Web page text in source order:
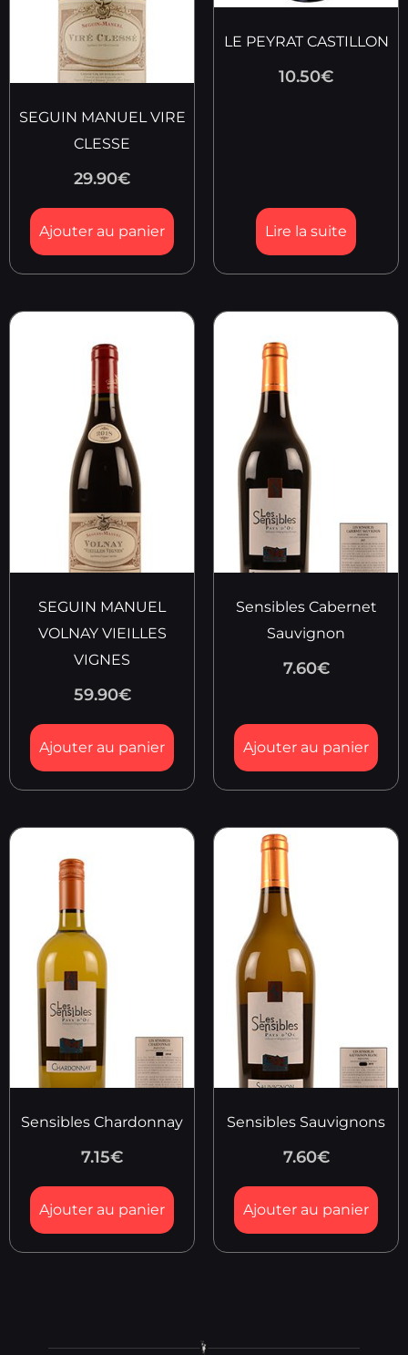
SEGUIN MANUEL VIRE
CLESSE
29.90€
Ajouter au panier
LE PEYRAT CASTILLON
10.50€
Lire la suite
SEGUIN MANUEL
VOLNAY VIEILLES
VIGNES
59.90€
Ajouter au panier
Sensibles Cabernet
Sauvignon
7.60€
Ajouter au panier
Sensibles Chardonnay
7.15€
Ajouter au panier
Sensibles Sauvignons
7.60€
Ajouter au panier